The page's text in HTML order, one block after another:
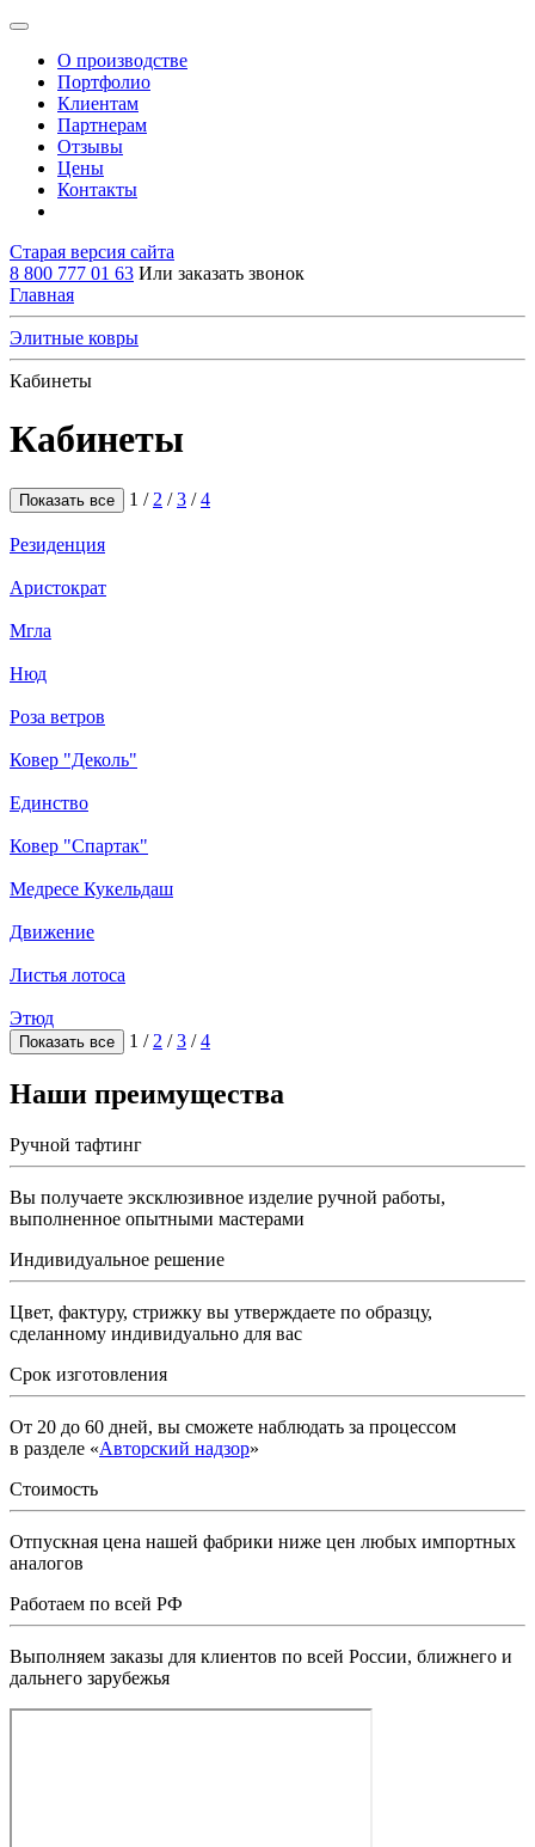
О производстве
Портфолио
Клиентам
Партнерам
Отзывы
Цены
Контакты
Старая версия сайта
8 800 777 01 63 Или заказать звонок
Главная
Элитные ковры
Кабинеты
Кабинеты
1 / 2 / 3 / 4
Резиденция
Аристократ
Мгла
Нюд
Роза ветров
Ковер "Деколь"
Единство
Ковер "Спартак"
Медресе Кукельдаш
Движение
Листья лотоса
Этюд
1 / 2 / 3 / 4
Наши преимущества
Ручной тафтинг
Вы получаете эксклюзивное изделие ручной работы,
выполненное опытными мастерами
Индивидуальное решение
Цвет, фактуру, стрижку вы утверждаете по образцу,
сделанному индивидуально для вас
Срок изготовления
От 20 до 60 дней, вы сможете наблюдать за процессом
в разделе «Авторский надзор»
Стоимость
Отпускная цена нашей фабрики ниже цен любых импортных
аналогов
Работаем по всей РФ
Выполняем заказы для клиентов по всей России, ближнего и
дальнего зарубежья